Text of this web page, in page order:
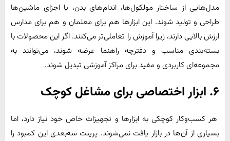
مدل‌هایی از ساختار مولکول‌ها، اندام‌های بدن، یا اجزای ماشین‌ها
طراحی و تولید شوند. این ابزارها هم برای معلمان و هم برای مدارس
ارزش بالایی دارند، زیرا آموزش را تعاملی‌تر می‌کنند. اگر این محصولات با
بسته‌بندی مناسب و دفترچه راهنما عرضه شوند، می‌توانند به
مجموعه‌ای کاربردی و مفید برای مراکز آموزشی تبدیل شوند.
۶. ابزار اختصاصی برای مشاغل کوچک
هر کسب‌وکار کوچکی به ابزارها و تجهیزات خاص خود نیاز دارد، اما
بسیاری از آن‌ها در بازار یافت نمی‌شوند. پرینت سه‌بعدی این کمبود را